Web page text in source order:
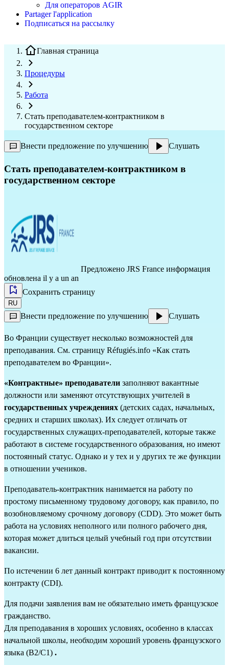
Для операторов AGIR
Partager l'application
Подписаться на рассылку
Главная страница
Процедуры
Работа
Стать преподавателем-контрактником в
государственном секторе
Внести предложение по улучшению Слушать
Стать преподавателем-контрактником в
государственном секторе
Предложено JRS France информация
обновлена il y a un an
Сохранить страницу
RU
Внести предложение по улучшению Слушать
Во Франции существует несколько возможностей для
преподавания. См. страницу Réfugiés.info «Как стать
преподавателем во Франции».
«Контрактные» преподаватели заполняют вакантные
государственных учреждениях (детских садах, начальных,
государственных служащих-преподавателей, которые также
работают в системе государственного образования, но имеют
постоянный статус. Однако и у тех и у других те же функции
в отношении учеников.
Преподаватель-контрактник нанимается на работу по
простому письменному трудовому договору, как правило, по
возобновляемому срочному договору (CDD). Это может быть
работа на условиях неполного или полного рабочего дня,
которая может длиться целый учебный год при отсутствии
вакансии.
По истечении 6 лет данный контракт приводит к постоянному
контракту (CDI).
Для подачи заявления вам не обязательно иметь французское
гражданство.
Для преподавания в хороших условиях, особенно в классах
начальной школы, необходим хороший уровень французского
языка (B2/C1) .